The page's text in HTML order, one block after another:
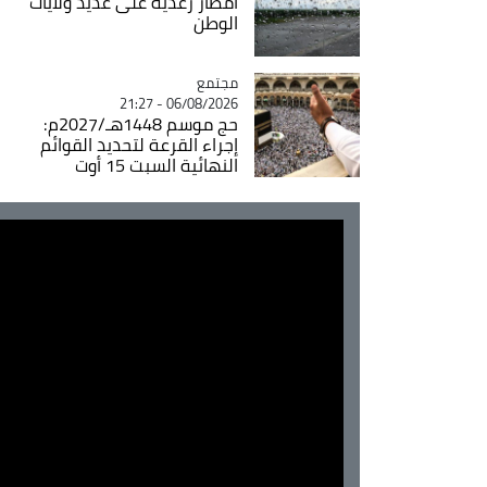
الوطن
Catégorie
مجتمع
06/08/2026 - 21:27
حج موسم 1448هـ/2027م:
إجراء القرعة لتحديد القوائم
النهائية السبت 15 أوت